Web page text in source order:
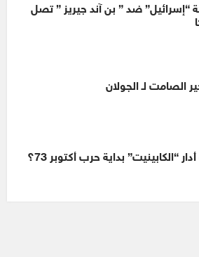
“إسرائيل” ضد ” بن آند جيريز ” تصل
الصامت لـ الجولان
“الكابينيت” بداية حرب أكتوبر 73؟